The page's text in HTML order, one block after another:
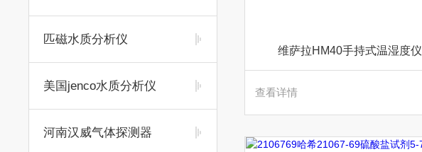
匹磁水质分析仪
美国jenco水质分析仪
河南汉威气体探测器
维萨拉HM40手持式温湿度仪
查看详情